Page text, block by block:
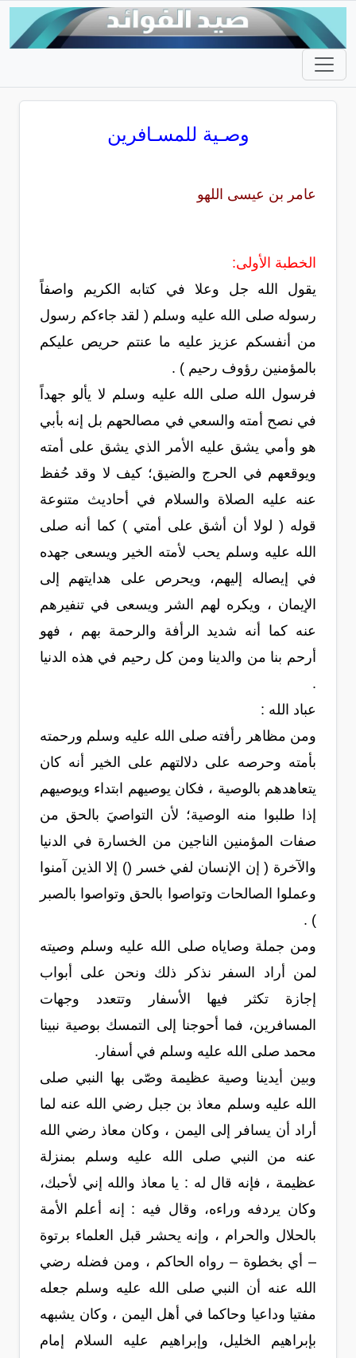
وصـية للمسـافرين
عامر بن عيسى اللهو
الخطبة الأولى:
يقول الله جل وعلا في كتابه الكريم واصفاً
رسوله صلى الله عليه وسلم ( لقد جاءكم رسول
من أنفسكم عزيز عليه ما عنتم حريص عليكم
بالمؤمنين رؤوف رحيم ) .
فرسول الله صلى الله عليه وسلم لا يألو جهداً
في نصح أمته والسعي في مصالحهم بل إنه بأبي
هو وأمي يشق عليه الأمر الذي يشق على أمته
ويوقعهم في الحرج والضيق؛ كيف لا وقد حُفظ
عنه عليه الصلاة والسلام في أحاديث متنوعة
قوله ( لولا أن أشق على أمتي ) كما أنه صلى
الله عليه وسلم يحب لأمته الخير ويسعى جهده
في إيصاله إليهم، ويحرص على هدايتهم إلى
الإيمان ، ويكره لهم الشر ويسعى في تنفيرهم
عنه كما أنه شديد الرأفة والرحمة بهم ، فهو
أرحم بنا من والدينا ومن كل رحيم في هذه الدنيا
.
عباد الله :
ومن مظاهر رأفته صلى الله عليه وسلم ورحمته
بأمته وحرصه على دلالتهم على الخير أنه كان
يتعاهدهم بالوصية ، فكان يوصيهم ابتداء ويوصيهم
إذا طلبوا منه الوصية؛ لأن التواصيَ بالحق من
صفات المؤمنين الناجين من الخسارة في الدنيا
والآخرة ( إن الإنسان لفي خسر () إلا الذين آمنوا
وعملوا الصالحات وتواصوا بالحق وتواصوا بالصبر
) .
ومن جملة وصاياه صلى الله عليه وسلم وصيته
لمن أراد السفر نذكر ذلك ونحن على أبواب
إجازة تكثر فيها الأسفار وتتعدد وجهات
المسافرين، فما أحوجنا إلى التمسك بوصية نبينا
محمد صلى الله عليه وسلم في أسفار.
وبين أيدينا وصية عظيمة وصّى بها النبي صلى
الله عليه وسلم معاذ بن جبل رضي الله عنه لما
أراد أن يسافر إلى اليمن ، وكان معاذ رضي الله
عنه من النبي صلى الله عليه وسلم بمنزلة
عظيمة ، فإنه قال له : يا معاذ والله إني لأحبك،
وكان يردفه وراءه، وقال فيه : إنه أعلم الأمة
بالحلال والحرام ، وإنه يحشر قبل العلماء برتوة
– أي بخطوة – رواه الحاكم ، ومن فضله رضي
الله عنه أن النبي صلى الله عليه وسلم جعله
مفتيا وداعيا وحاكما في أهل اليمن ، وكان يشبهه
بإبراهيم الخليل، وإبراهيم عليه السلام إمام